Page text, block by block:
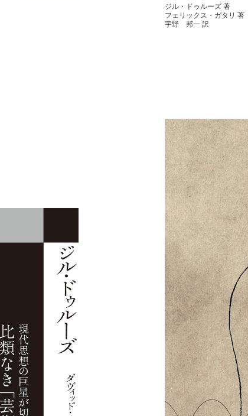
ジル・ドゥルーズ 著
フェリックス・ガタリ 著
宇野 邦一 訳